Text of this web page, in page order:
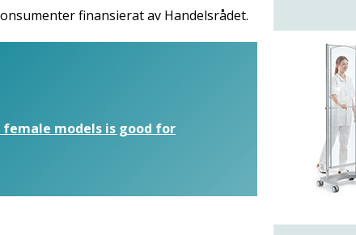
finansierat av Handelsrådet.
models is good for